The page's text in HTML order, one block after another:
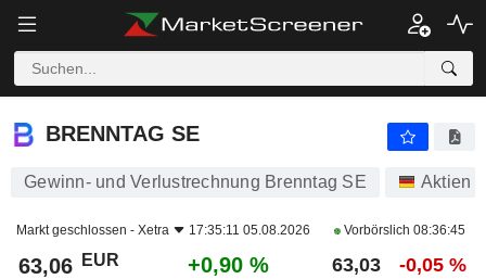
BRENNTAG SE
BRENNTAG SE
Gewinn- und Verlustrechnung Brenntag SE Aktien
Markt geschlossen - Xetra 17:35:11 05.08.2026 Vorbörslich 08:36:45
63,06 EUR +0,90 % 63,03 -0,05 %